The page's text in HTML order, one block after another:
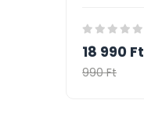
18 990 Ft
990 Ft